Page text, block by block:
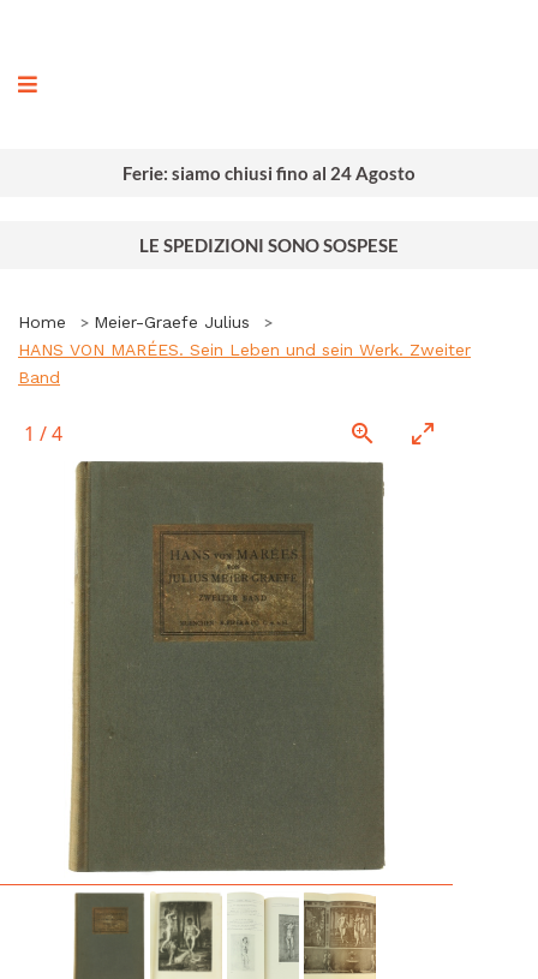
Ferie: siamo chiusi fino al 24 Agosto
LE SPEDIZIONI SONO SOSPESE
Home
Meier-Graefe Julius
HANS VON MARÉES. Sein Leben und sein Werk. Zweiter
Band
1 /4